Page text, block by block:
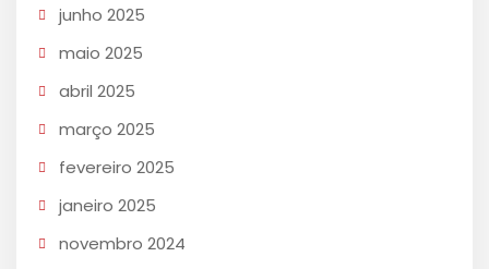
junho 2025
maio 2025
abril 2025
março 2025
fevereiro 2025
janeiro 2025
novembro 2024